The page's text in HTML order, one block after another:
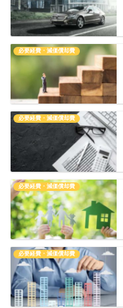
必要経費・減価償却費
必要経費・減価償却費
必要経費・減価償却費
必要経費・減価償却費